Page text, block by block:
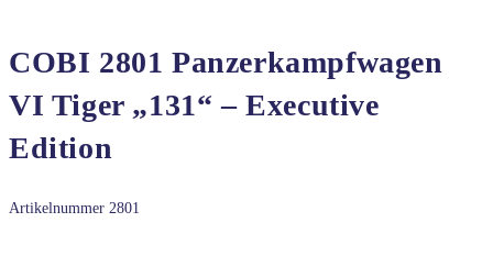
COBI 2801 Panzerkampfwagen
VI Tiger „131“ – Executive
Edition
Artikelnummer 2801